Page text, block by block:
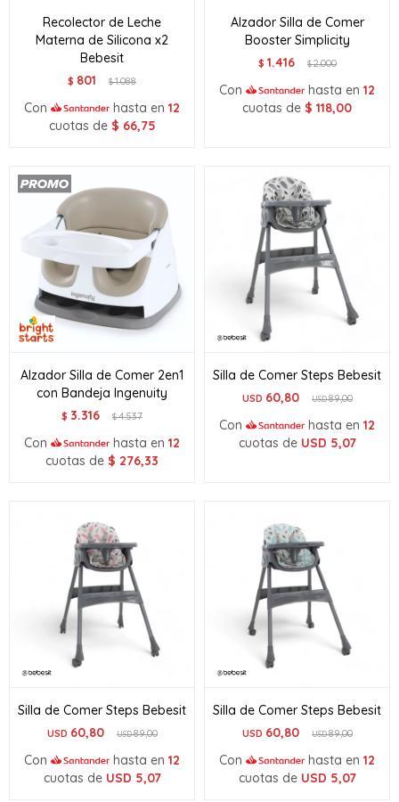
Recolector de Leche
Materna de Silicona x2
Bebesit
$ 801 $1.088
Con hasta en 12
cuotas de $ 66,75
Alzador Silla de Comer
Booster Simplicity
$ 1.416 $2.000
Con hasta en 12
cuotas de $ 118,00
Alzador Silla de Comer 2en1
con Bandeja Ingenuity
$ 3.316 $4.537
Con hasta en 12
cuotas de $ 276,33
Silla de Comer Steps Bebesit
USD 60,80 USD89,00
Con hasta en 12
cuotas de USD 5,07
Silla de Comer Steps Bebesit
USD 60,80 USD89,00
Con hasta en 12
cuotas de USD 5,07
Silla de Comer Steps Bebesit
USD 60,80 USD89,00
Con hasta en 12
cuotas de USD 5,07